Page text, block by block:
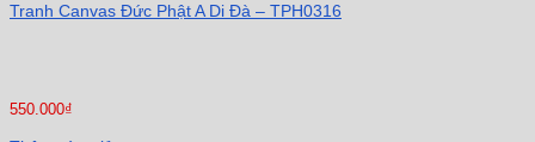
Tranh Canvas Đức Phật A Di Đà – TPH0316
550.000₫